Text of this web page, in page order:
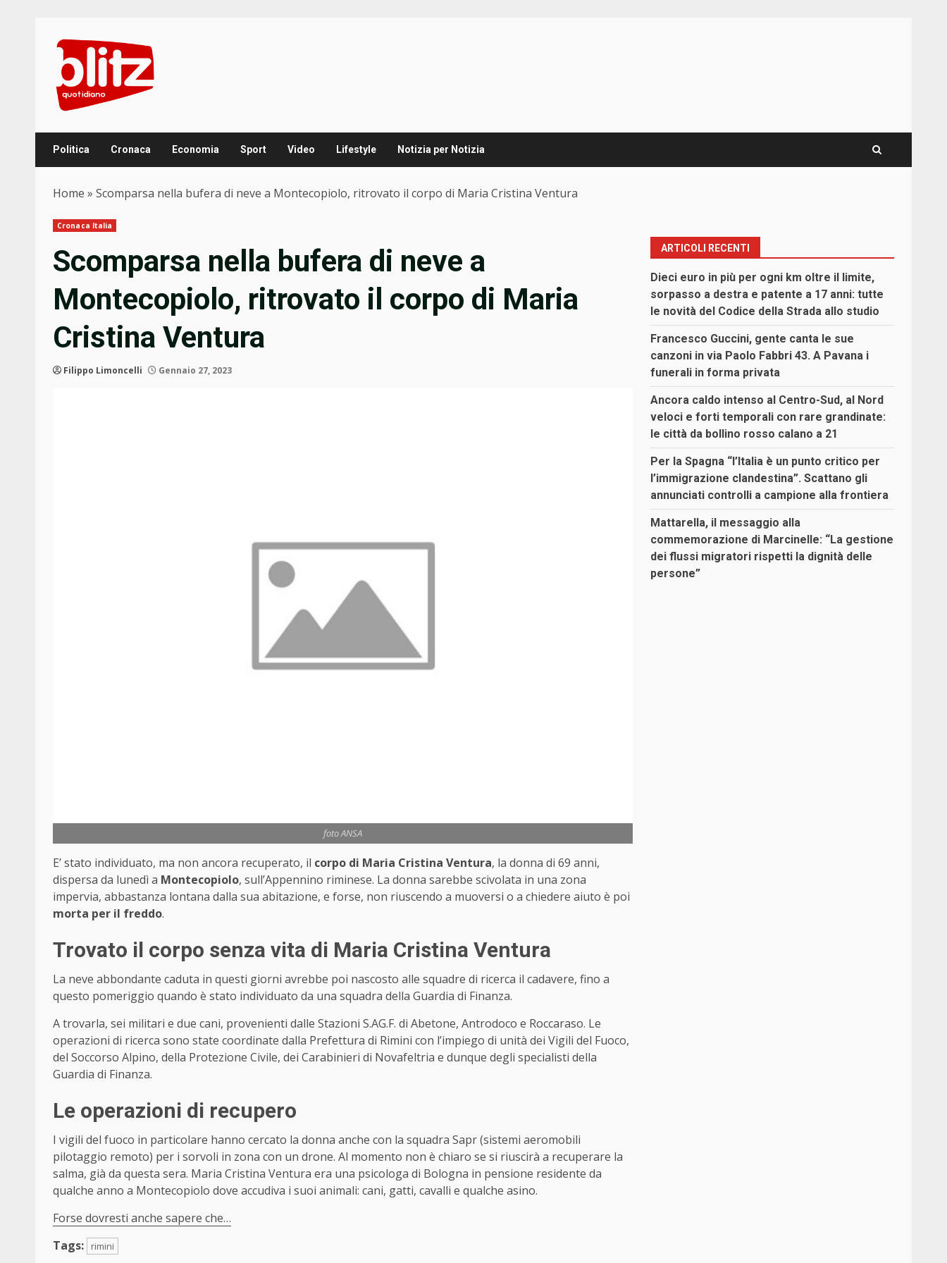
content
Politica Cronaca Economia Sport Video Lifestyle Notizia per Notizia
Home » Scomparsa nella bufera di neve a Montecopiolo, ritrovato il corpo di Maria Cristina Ventura
Cronaca Italia
Scomparsa nella bufera di neve a
Montecopiolo, ritrovato il corpo di Maria
Cristina Ventura
Filippo Limoncelli Gennaio 27, 2023
foto ANSA
E’ stato individuato, ma non ancora recuperato, il corpo di Maria Cristina Ventura, la donna di 69 anni,
dispersa da lunedì a Montecopiolo, sull’Appennino riminese. La donna sarebbe scivolata in una zona
impervia, abbastanza lontana dalla sua abitazione, e forse, non riuscendo a muoversi o a chiedere aiuto è poi
morta per il freddo.
Trovato il corpo senza vita di Maria Cristina Ventura
La neve abbondante caduta in questi giorni avrebbe poi nascosto alle squadre di ricerca il cadavere, fino a
questo pomeriggio quando è stato individuato da una squadra della Guardia di Finanza.
A trovarla, sei militari e due cani, provenienti dalle Stazioni S.AG.F. di Abetone, Antrodoco e Roccaraso. Le
operazioni di ricerca sono state coordinate dalla Prefettura di Rimini con l’impiego di unità dei Vigili del Fuoco,
del Soccorso Alpino, della Protezione Civile, dei Carabinieri di Novafeltria e dunque degli specialisti della
Guardia di Finanza.
Le operazioni di recupero
I vigili del fuoco in particolare hanno cercato la donna anche con la squadra Sapr (sistemi aeromobili
pilotaggio remoto) per i sorvoli in zona con un drone. Al momento non è chiaro se si riuscirà a recuperare la
salma, già da questa sera. Maria Cristina Ventura era una psicologa di Bologna in pensione residente da
qualche anno a Montecopiolo dove accudiva i suoi animali: cani, gatti, cavalli e qualche asino.
Forse dovresti anche sapere che…
Tags:
rimini
ARTICOLI RECENTI
Dieci euro in più per ogni km oltre il limite,
sorpasso a destra e patente a 17 anni: tutte
le novità del Codice della Strada allo studio
Francesco Guccini, gente canta le sue
canzoni in via Paolo Fabbri 43. A Pavana i
funerali in forma privata
Ancora caldo intenso al Centro-Sud, al Nord
veloci e forti temporali con rare grandinate:
le città da bollino rosso calano a 21
Per la Spagna “l’Italia è un punto critico per
l’immigrazione clandestina”. Scattano gli
annunciati controlli a campione alla frontiera
Mattarella, il messaggio alla
commemorazione di Marcinelle: “La gestione
dei flussi migratori rispetti la dignità delle
persone”